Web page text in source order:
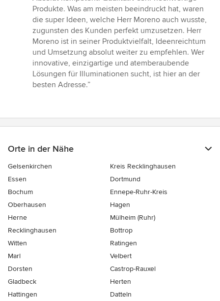
5
Sternen
Produkte. Was am meisten beeindruckt hat, waren
die super Ideen, welche Herr Moreno auch wusste,
zugunsten des Kunden perfekt umzusetzen. Herr
Moreno ist in seiner Produktvielfalt, Ideenreichtum
und Umsetzung absolut weiter zu empfehlen. Wer
innovative, einzigartige und atemberaubende
Lösungen für Illuminationen sucht, ist hier an der
besten Adresse.”
Orte in der Nähe
Gelsenkirchen
Kreis Recklinghausen
Essen
Dortmund
Bochum
Ennepe-Ruhr-Kreis
Oberhausen
Hagen
Herne
Mülheim (Ruhr)
Recklinghausen
Bottrop
Witten
Ratingen
Marl
Velbert
Dorsten
Castrop-Rauxel
Gladbeck
Herten
Hattingen
Datteln